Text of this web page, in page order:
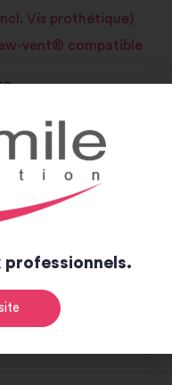
Vis prothétique)
vent® compatible
professionnels.